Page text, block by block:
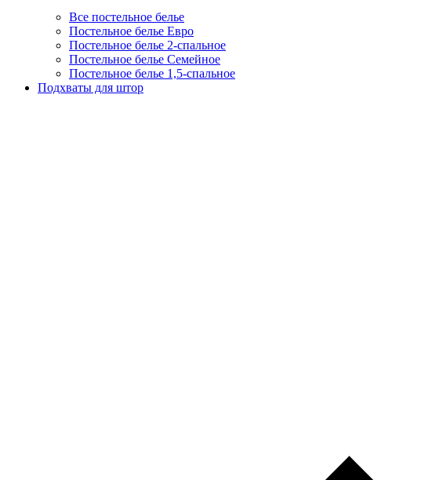
Все постельное белье
Постельное белье Евро
Постельное белье 2-спальное
Постельное белье Семейное
Постельное белье 1,5-спальное
Подхваты для штор